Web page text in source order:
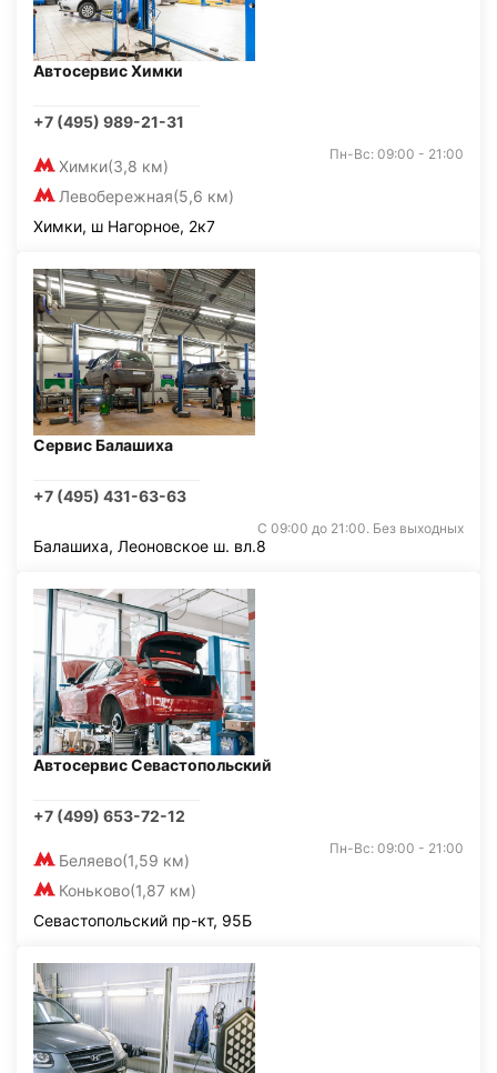
Автосервис Химки
+7 (495) 989-21-31
Химки(3,8 км)
Левобережная(5,6 км)
Пн-Вс: 09:00 - 21:00
Химки, ш Нагорное, 2к7
Сервис Балашиха
+7 (495) 431-63-63
С 09:00 до 21:00. Без выходных
Балашиха, Леоновское ш. вл.8
Автосервис Севастопольский
+7 (499) 653-72-12
Беляево(1,59 км)
Коньково(1,87 км)
Пн-Вс: 09:00 - 21:00
Севастопольский пр-кт, 95Б